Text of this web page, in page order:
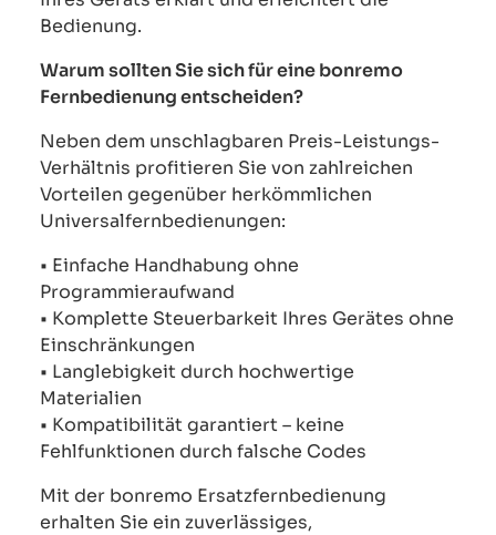
Bedienung.
Warum sollten Sie sich für eine bonremo
Fernbedienung entscheiden?
Neben dem unschlagbaren Preis-Leistungs-
Verhältnis profitieren Sie von zahlreichen
Vorteilen gegenüber herkömmlichen
Universalfernbedienungen:
• Einfache Handhabung ohne
Programmieraufwand
• Komplette Steuerbarkeit Ihres Gerätes ohne
Einschränkungen
• Langlebigkeit durch hochwertige
Materialien
• Kompatibilität garantiert – keine
Fehlfunktionen durch falsche Codes
Mit der bonremo Ersatzfernbedienung
erhalten Sie ein zuverlässiges,